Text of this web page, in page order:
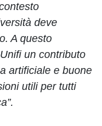
deve
A questo
un contributo
artificiale e buone
utili per tutti
”.